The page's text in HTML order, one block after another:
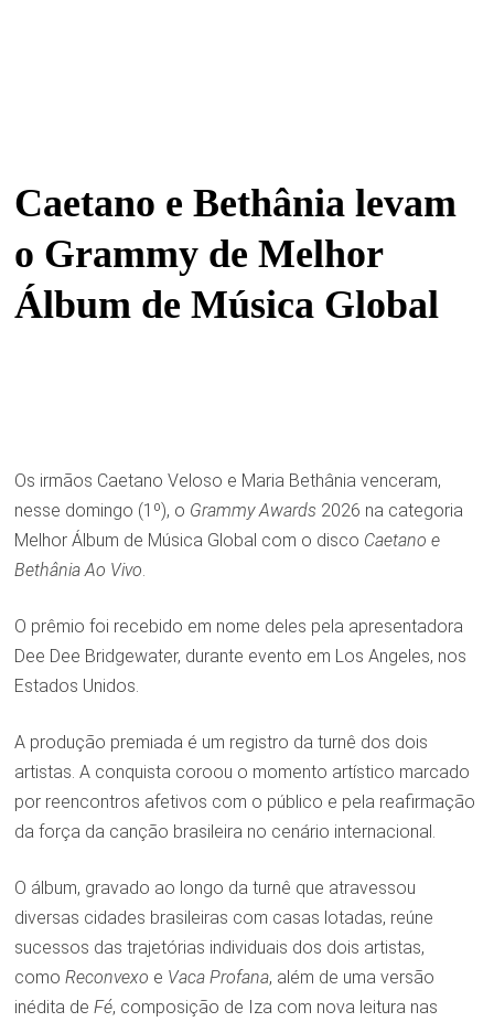
Caetano e Bethânia levam
o Grammy de Melhor
Álbum de Música Global
Os irmãos Caetano Veloso e Maria Bethânia venceram,
nesse domingo (1º), o Grammy Awards 2026 na categoria
Melhor Álbum de Música Global com o disco Caetano e
Bethânia Ao Vivo.
O prêmio foi recebido em nome deles pela apresentadora
Dee Dee Bridgewater, durante evento em Los Angeles, nos
Estados Unidos.
A produção premiada é um registro da turnê dos dois
artistas. A conquista coroou o momento artístico marcado
por reencontros afetivos com o público e pela reafirmação
da força da canção brasileira no cenário internacional.
O álbum, gravado ao longo da turnê que atravessou
diversas cidades brasileiras com casas lotadas, reúne
sucessos das trajetórias individuais dos dois artistas,
como Reconvexo e Vaca Profana, além de uma versão
inédita de Fé, composição de Iza com nova leitura nas